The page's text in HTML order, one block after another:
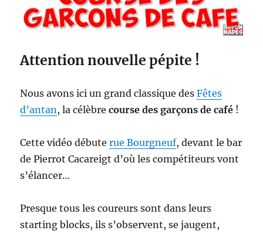
Attention nouvelle pépite !
Nous avons ici un grand classique desFêtes
d’antan , la célèbre course des garçons de café !
Cette vidéo débuterue Bourgneuf, devant le bar
de Pierrot Cacareigt d’où les compétiteurs vont
s’élancer…
Presque tous les coureurs sont dans leurs
starting blocks, ils s’observent, se jaugent,